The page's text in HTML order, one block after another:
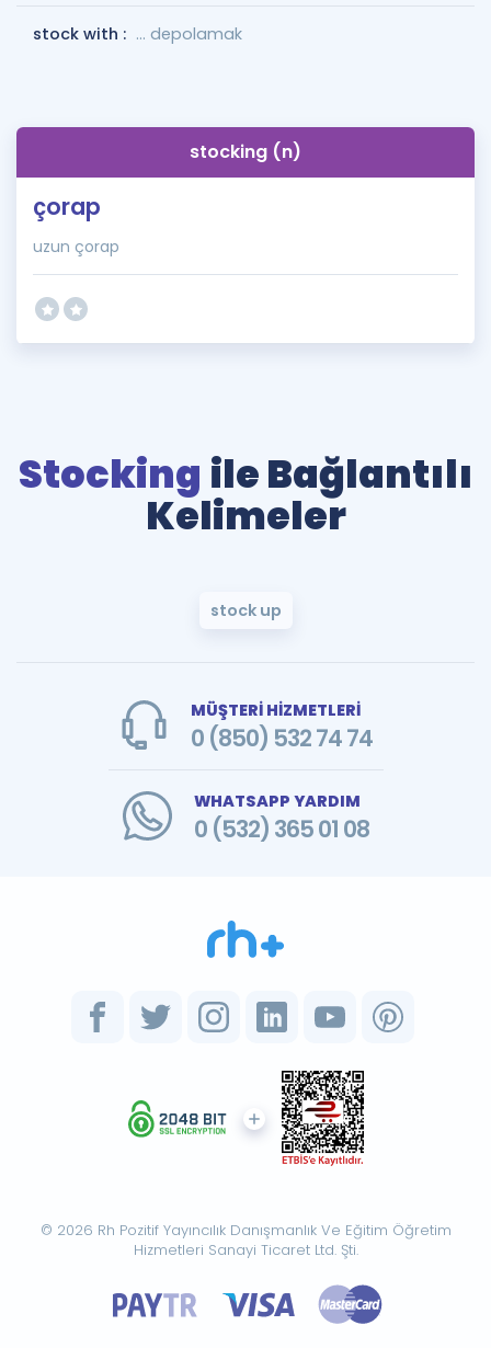
stock with : ... depolamak
stocking (n)
çorap
uzun çorap
Stocking ile Bağlantılı
Kelimeler
stock up
MÜŞTERİ HİZMETLERİ
0 (850) 532 74 74
WHATSAPP YARDIM
0 (532) 365 01 08
© 2026 Rh Pozitif Yayıncılık Danışmanlık Ve Eğitim Öğretim
Hizmetleri Sanayi Ticaret Ltd. Şti.